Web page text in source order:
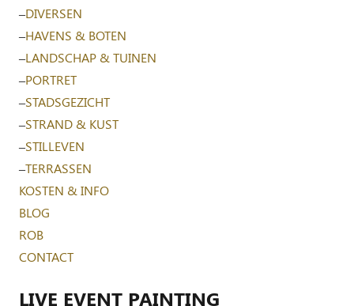
–DIVERSEN
–HAVENS & BOTEN
–LANDSCHAP & TUINEN
–PORTRET
–STADSGEZICHT
–STRAND & KUST
–STILLEVEN
–TERRASSEN
KOSTEN & INFO
BLOG
ROB
CONTACT
LIVE EVENT PAINTING